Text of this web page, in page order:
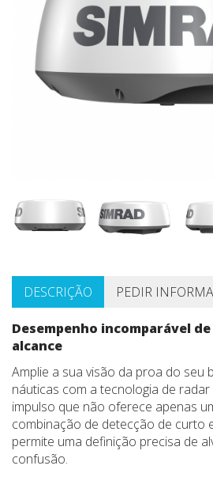
DESCRIÇÃO PEDIR
Desempenho incomparável
alcance
Amplie a sua visão da proa do seu
náuticas com a tecnologia de
impulso que não oferece apenas
combinação de detecção de curto
permite uma definição precisa de
confusão.